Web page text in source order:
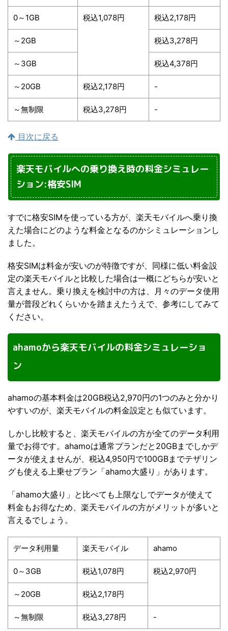
0～1GB 税込1,078円 税込2,178円
～2GB 税込3,278円
～3GB 税込4,378円
～20GB 税込2,178円 -
～無制限 税込3,278円 -
目次に戻る
楽天モバイルへの乗り換え時の料金シミュレー
ション:格安SIM
すでに格安SIMを使っている方が、楽天モバイルへ乗り換
えた場合にどのような料金となるのかシミュレーションし
ました。
格安SIMは料金が安いのが特徴ですが、同様に低い料金設
定の楽天モバイルと比較した場合は一概にどちらが安いと
言えません。乗り換えを検討中の方は、月々のデータ使用
量が普段どれくらいかを踏まえたうえで、参考にしてみて
ください。
ahamoから楽天モバイルの料金シミュレーショ
ン
ahamoの基本料金は20GB税込2,970円の1つのみと分かり
やすいのが、楽天モバイルの料金設定とも似ています。
しかし比較すると、楽天モバイルの方が全てのデータ利用
量でお得です。ahamoは通常プランだと20GBまでしかデ
ータが使えませんが、税込4,950円で100GBまでテザリン
グも使える上乗せプラン「ahamo大盛り」があります。
「ahamo大盛り」と比べても上限なしでデータが使えて
料金もお得なため、楽天モバイルの方がメリットが多いと
言えるでしょう。
データ利用量 楽天モバイル ahamo
0～3GB 税込1,078円 税込2,970円
～20GB 税込2,178円
～無制限 税込3,278円 -